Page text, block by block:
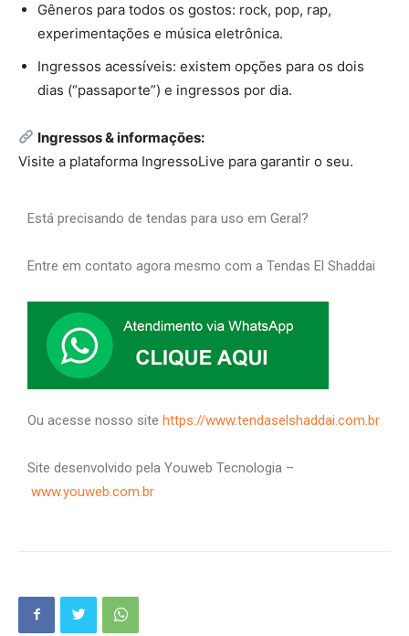
Gêneros para todos os gostos: rock, pop, rap,
experimentações e música eletrônica.
Ingressos acessíveis: existem opções para os dois
dias (“passaporte”) e ingressos por dia.
Ingressos & informações:
Visite a plataforma IngressoLive para garantir o seu.
Está precisando de tendas para uso em Geral?
Entre em contato agora mesmo com a Tendas El Shaddai
Ou acesse nosso site https://www.tendaselshaddai.com.br
Site desenvolvido pela Youweb Tecnologia –
www.youweb.com.br